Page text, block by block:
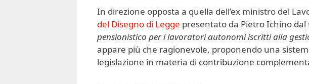
In direzione opposta a quella dell’ex ministro del
del Disegno di Legge presentato da Pietro Ichino dal
pensionistico per i lavoratori autonomi iscritti alla
appare più che ragionevole, proponendo una
legislazione in materia di contribuzione